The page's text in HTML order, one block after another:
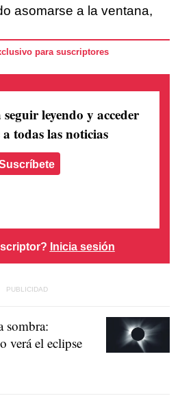
asomarse a la ventana,
para suscriptores
leyendo y acceder
todas las noticias
Inicia sesión
sombra:
verá el eclipse